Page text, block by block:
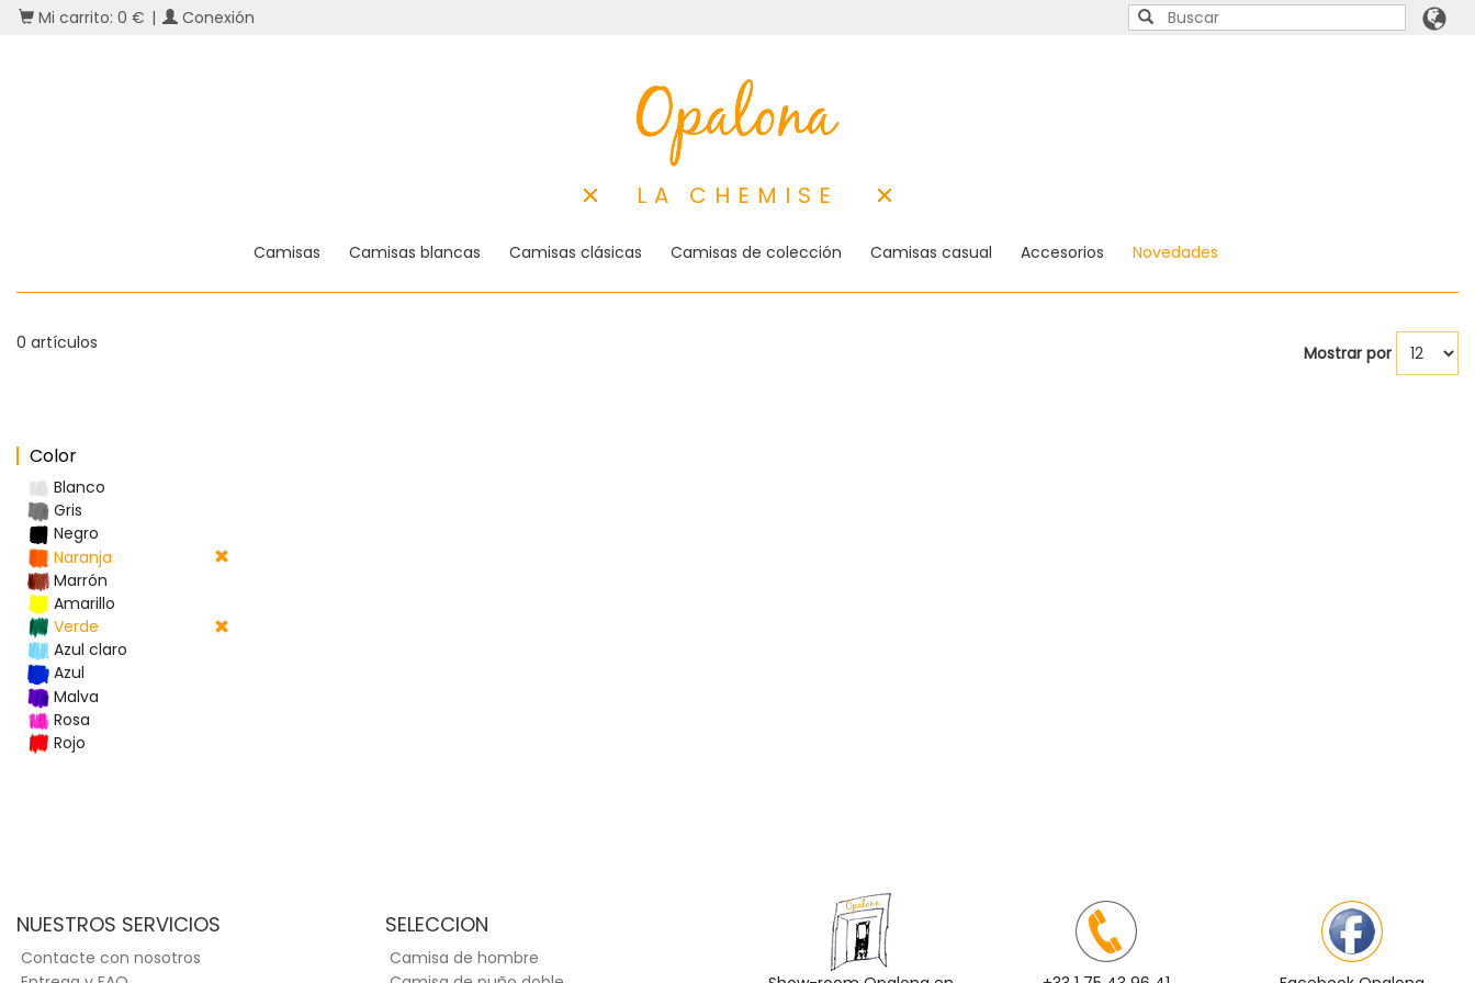
Mi carrito: 0 € | Conexión
LA CHEMISE
Camisas Camisas blancas Camisas clásicas Camisas de colección Camisas casual Accesorios Novedades
0 artículos Mostrar por
Color
Blanco
Gris
Negro
Naranja
Marrón
Amarillo
Verde
Azul claro
Azul
Malva
Rosa
Rojo
NUESTROS SERVICIOS
Contacte con nosotros
SELECCION
Camisa de hombre